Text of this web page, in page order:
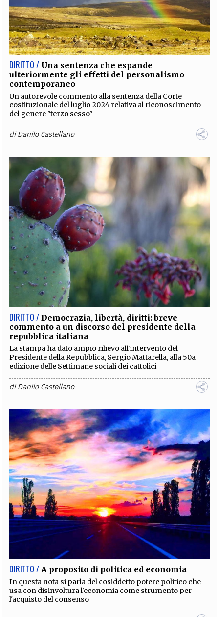
DIRITTO / Una sentenza che espande
ulteriormente gli effetti del personalismo
contemporaneo
Un autorevole commento alla sentenza della Corte
costituzionale del luglio 2024 relativa al riconoscimento
del genere "terzo sesso"
diDanilo Castellano
DIRITTO / Democrazia, libertà, diritti: breve
commento a un discorso del presidente della
repubblica italiana
La stampa ha dato ampio rilievo all'intervento del
Presidente della Repubblica, Sergio Mattarella, alla 50a
edizione delle Settimane sociali dei cattolici
diDanilo Castellano
DIRITTO / A proposito di politica ed economia
In questa nota si parla del cosiddetto potere politico che
usa con disinvoltura l'economia come strumento per
l'acquisto del consenso